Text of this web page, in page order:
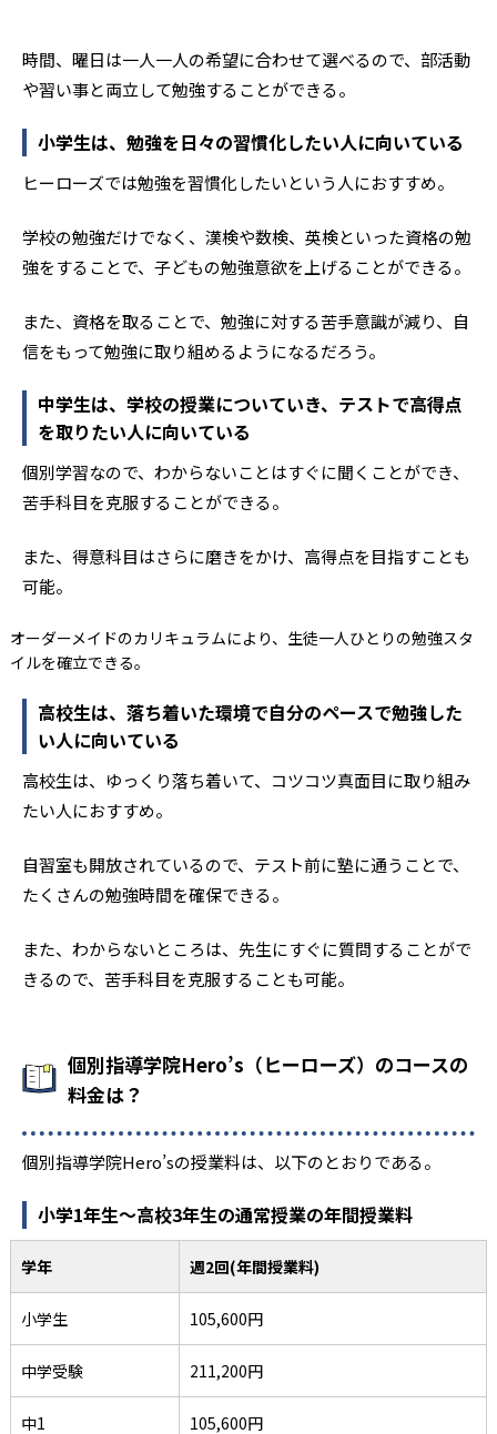
時間、曜日は一人一人の希望に合わせて選べるので、部活動
や習い事と両立して勉強することができる。
小学生は、勉強を日々の習慣化したい人に向いている
ヒーローズでは勉強を習慣化したいという人におすすめ。
学校の勉強だけでなく、漢検や数検、英検といった資格の勉
強をすることで、子どもの勉強意欲を上げることができる。
また、資格を取ることで、勉強に対する苦手意識が減り、自
信をもって勉強に取り組めるようになるだろう。
中学生は、学校の授業についていき、テストで高得点
を取りたい人に向いている
個別学習なので、わからないことはすぐに聞くことができ、
苦手科目を克服することができる。
また、得意科目はさらに磨きをかけ、高得点を目指すことも
可能。
オーダーメイドのカリキュラムにより、生徒一人ひとりの勉強スタ
イルを確立できる。
高校生は、落ち着いた環境で自分のペースで勉強した
い人に向いている
高校生は、ゆっくり落ち着いて、コツコツ真面目に取り組み
たい人におすすめ。
自習室も開放されているので、テスト前に塾に通うことで、
たくさんの勉強時間を確保できる。
また、わからないところは、先生にすぐに質問することがで
きるので、苦手科目を克服することも可能。
個別指導学院Hero’s（ヒーローズ）のコースの
料金は？
個別指導学院Hero’sの授業料は、以下のとおりである。
小学1年生～高校3年生の通常授業の年間授業料
学年 週2回(年間授業料)
小学生 105,600円
中学受験 211,200円
中1 105,600円